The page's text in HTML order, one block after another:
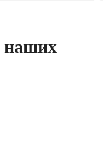
наших